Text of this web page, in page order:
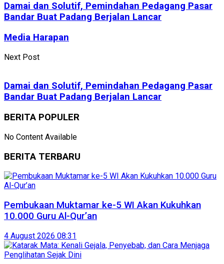
Damai dan Solutif, Pemindahan Pedagang Pasar
Bandar Buat Padang Berjalan Lancar
Media Harapan
Next Post
Damai dan Solutif, Pemindahan Pedagang Pasar
Bandar Buat Padang Berjalan Lancar
BERITA POPULER
No Content Available
BERITA TERBARU
Pembukaan Muktamar ke-5 WI Akan Kukuhkan
10.000 Guru Al-Qur’an
4 August 2026 08:31